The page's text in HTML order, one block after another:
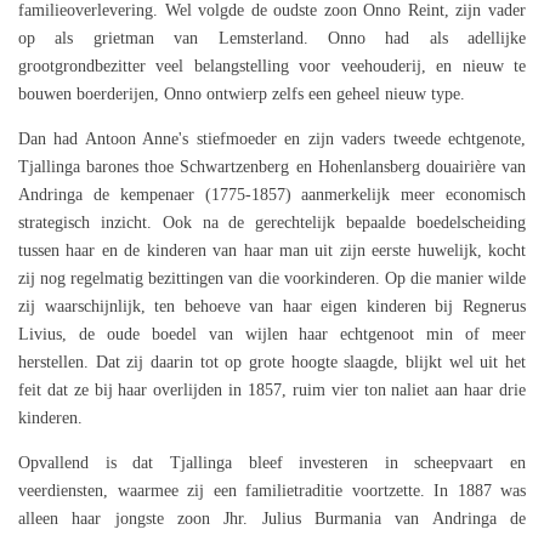
familieoverlevering. Wel volgde de oudste zoon Onno Reint, zijn vader
op als grietman van Lemsterland. Onno had als adellijke
grootgrondbezitter veel belangstelling voor veehouderij, en nieuw te
bouwen boerderijen, Onno ontwierp zelfs een geheel nieuw type.
Dan had Antoon Anne's stiefmoeder en zijn vaders tweede echtgenote,
Tjallinga barones thoe Schwartzenberg en Hohenlansberg douairière van
Andringa de kempenaer (1775-1857) aanmerkelijk meer economisch
strategisch inzicht. Ook na de gerechtelijk bepaalde boedelscheiding
tussen haar en de kinderen van haar man uit zijn eerste huwelijk, kocht
zij nog regelmatig bezittingen van die voorkinderen. Op die manier wilde
zij waarschijnlijk, ten behoeve van haar eigen kinderen bij Regnerus
Livius, de oude boedel van wijlen haar echtgenoot min of meer
herstellen. Dat zij daarin tot op grote hoogte slaagde, blijkt wel uit het
feit dat ze bij haar overlijden in 1857, ruim vier ton naliet aan haar drie
kinderen.
Opvallend is dat Tjallinga bleef investeren in scheepvaart en
veerdiensten, waarmee zij een familietraditie voortzette. In 1887 was
alleen haar jongste zoon Jhr. Julius Burmania van Andringa de